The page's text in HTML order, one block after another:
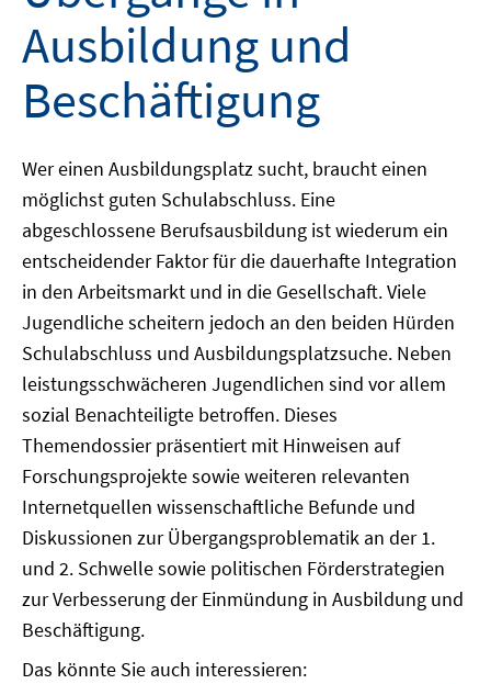
Ausbildung und
Beschäftigung
Wer einen Ausbildungsplatz sucht, braucht einen
möglichst guten Schulabschluss. Eine
abgeschlossene Berufsausbildung ist wiederum ein
entscheidender Faktor für die dauerhafte Integration
in den Arbeitsmarkt und in die Gesellschaft. Viele
Jugendliche scheitern jedoch an den beiden Hürden
Schulabschluss und Ausbildungsplatzsuche. Neben
leistungsschwächeren Jugendlichen sind vor allem
sozial Benachteiligte betroffen. Dieses
Themendossier präsentiert mit Hinweisen auf
Forschungsprojekte sowie weiteren relevanten
Internetquellen wissenschaftliche Befunde und
Diskussionen zur Übergangsproblematik an der 1.
und 2. Schwelle sowie politischen Förderstrategien
zur Verbesserung der Einmündung in Ausbildung und
Beschäftigung.
Das könnte Sie auch interessieren: